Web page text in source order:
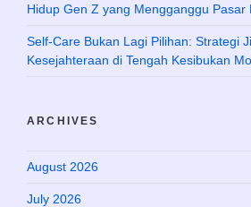
Hidup Gen Z yang Mengganggu Pasar
Self-Care Bukan Lagi Pilihan: Strategi
Kesejahteraan di Tengah Kesibukan
ARCHIVES
August 2026
July 2026